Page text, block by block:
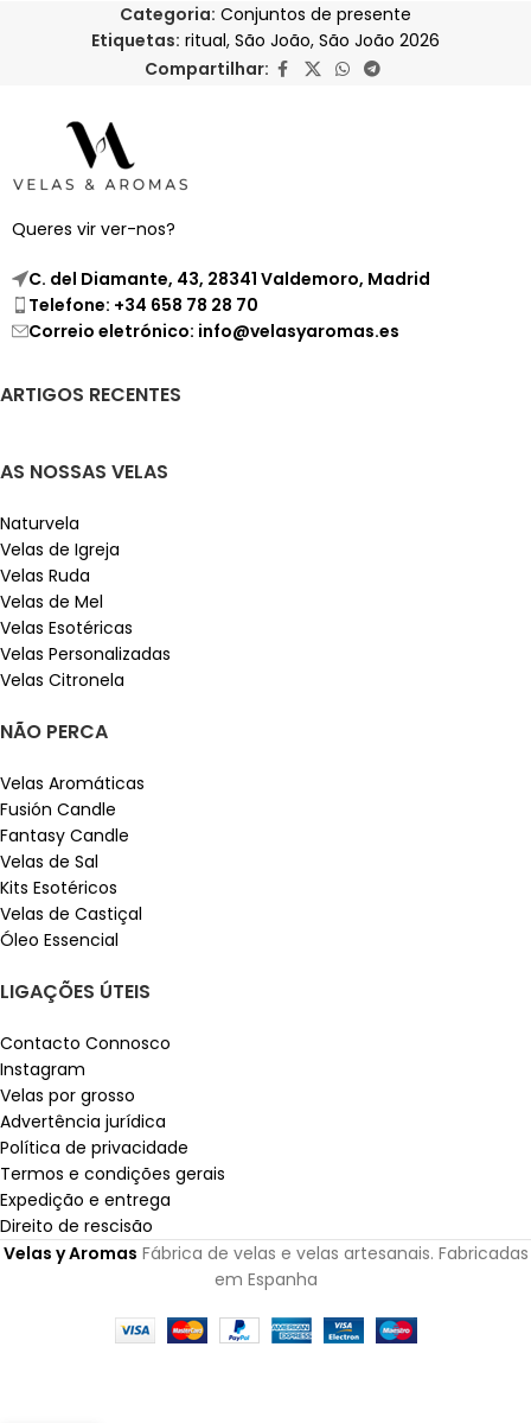
Categoria: Conjuntos de presente
Etiquetas: ritual, São João, São João 2026
Compartilhar:
Queres vir ver-nos?
C. del Diamante, 43, 28341 Valdemoro, Madrid
Telefone: +34 658 78 28 70
Correio eletrónico: info@velasyaromas.es
ARTIGOS RECENTES
AS NOSSAS VELAS
Naturvela
Velas de Igreja
Velas Ruda
Velas de Mel
Velas Esotéricas
Velas Personalizadas
Velas Citronela
NÃO PERCA
Velas Aromáticas
Fusión Candle
Fantasy Candle
Velas de Sal
Kits Esotéricos
Velas de Castiçal
Óleo Essencial
LIGAÇÕES ÚTEIS
Contacto Connosco
Instagram
Velas por grosso
Advertência jurídica
Política de privacidade
Termos e condições gerais
Expedição e entrega
Direito de rescisão
Velas y Aromas Fábrica de velas e velas artesanais. Fabricadas
em Espanha